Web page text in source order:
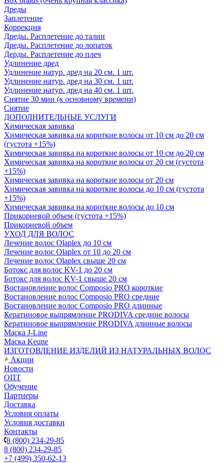
Дреды
Заплетение
Коррекция
Дреды. Расплетение до талии
Дреды. Расплетение до лопаток
Дерды. Расплетение до плеч
Удлинение дред
Удлинение натур. дред на 20 см. 1 шт.
Удлинение натур. дред на 30 см. 1 шт.
Удлинение натур. дред на 40 см. 1 шт.
Снятие 30 мин (к основному времени)
Снятие
ДОПОЛНИТЕЛЬНЫЕ УСЛУГИ
Химическая завивка
Химическая завивка на короткие волосы от 10 см до 20 см
(густота +15%)
Химическая завивка на короткие волосы от 10 см до 20 см
Химическая завивка на короткие волосы от 20 см (густота
+15%)
Химическая завивка на короткие волосы от 20 см
Химическая завивка на короткие волосы до 10 см (густота
+15%)
Химическая завивка на короткие волосы до 10 см
Прикорневой объем (густота +15%)
Прикорневой объем
УХОД ДЛЯ ВОЛОС
Лечение волос Olapleх до 10 см
Лечение волос Olapleх от 10 до 20 см
Лечение волос Olapleх свыше 20 см
Ботокс для волос KV-1 до 20 см
Ботокс для волос KV-1 свыше 20 см
Востановление волос Composio PRO короткие
Востановление волос Composio PRO средние
Востановление волос Composio PRO длинные
Кератиновое выпрямление PRODIVA средние волосы
Кератиновое выпрямление PRODIVA длинные волосы
Маска J-Line
Маска Keune
ИЗГОТОВЛЕНИЕ ИЗДЕЛИЙ ИЗ НАТУРАЛЬНЫХ ВОЛОС
Акции
Новости
ОПТ
Обучение
Партнеры
Доставка
Условия оплаты
Условия доставки
Контакты
8 (800) 234-29-85
8 (800) 234-29-85
+7 (499) 350-62-13